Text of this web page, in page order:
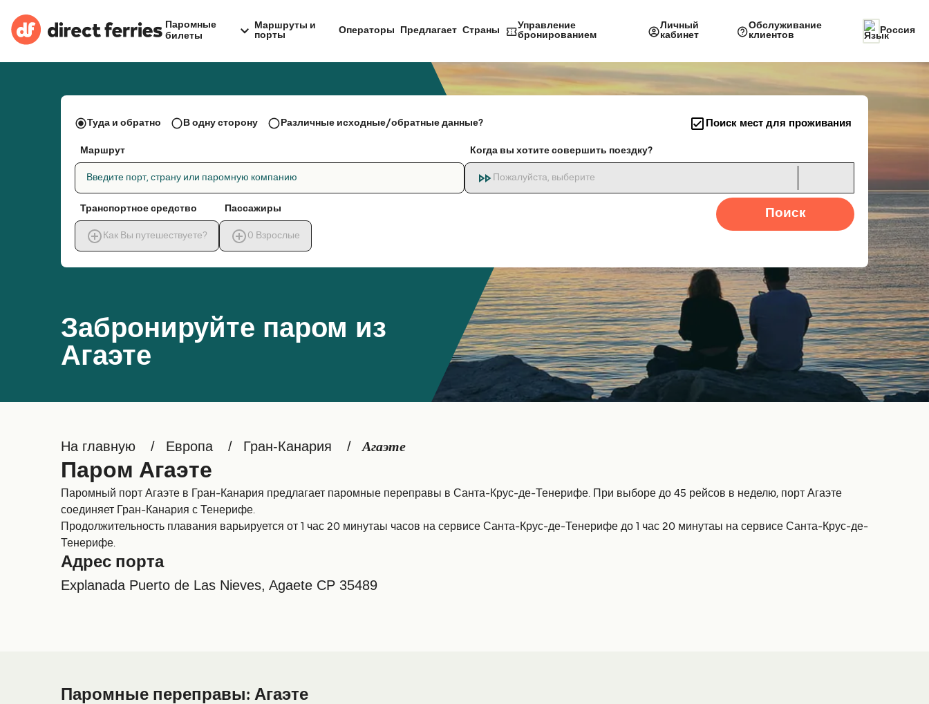
Паромные
билеты
Маршруты и
порты
Операторы Предлагает Страны
Управление
бронированием
Личный
кабинет
Обслуживание
клиентов
Россия
Забронируйте паром из
Агаэте
Туда и обратно В одну сторону Различные исходные/обратные данные? Поиск мест для проживания
Маршрут
Введите порт, страну или паромную компанию
Когда вы хотите совершить поездку?
Пожалуйста, выберите
Транспортное средство
Как Вы путешествуете?
Пассажиры
0 Взрослые
Поиск
На главную Европа Гран-Канария Агаэте
Паром Агаэте
Паромный порт Агаэте в Гран-Канария предлагает паромные переправы в Санта-Крус-де-Тенерифе. При выборе до 45 рейсов в неделю, порт Агаэте
соединяет Гран-Канария с Тенерифе.
Продолжительность плавания варьируется от 1 час 20 минутаы часов на сервисе Санта-Крус-де-Тенерифе до 1 час 20 минутаы на сервисе Санта-Крус-де-
Тенерифе.
Адрес порта
Explanada Puerto de Las Nieves, Agaete CP 35489
Паромные переправы: Агаэте